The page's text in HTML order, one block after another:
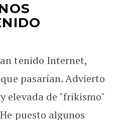
tenido Internet,
pasarían. Advierto
elevada de "frikismo"
puesto algunos